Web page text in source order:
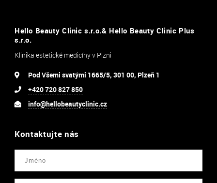
Hello Beauty Clinic s.r.o.& Hello Beauty Clinic Plus
s.r.o.
Klinika estetické medicíny v Plzni
Pod Všemi svatými 1665/5, 301 00, Plzeň 1
+420 720 827 850
info@hellobeautyclinic.cz
Kontaktujte nás